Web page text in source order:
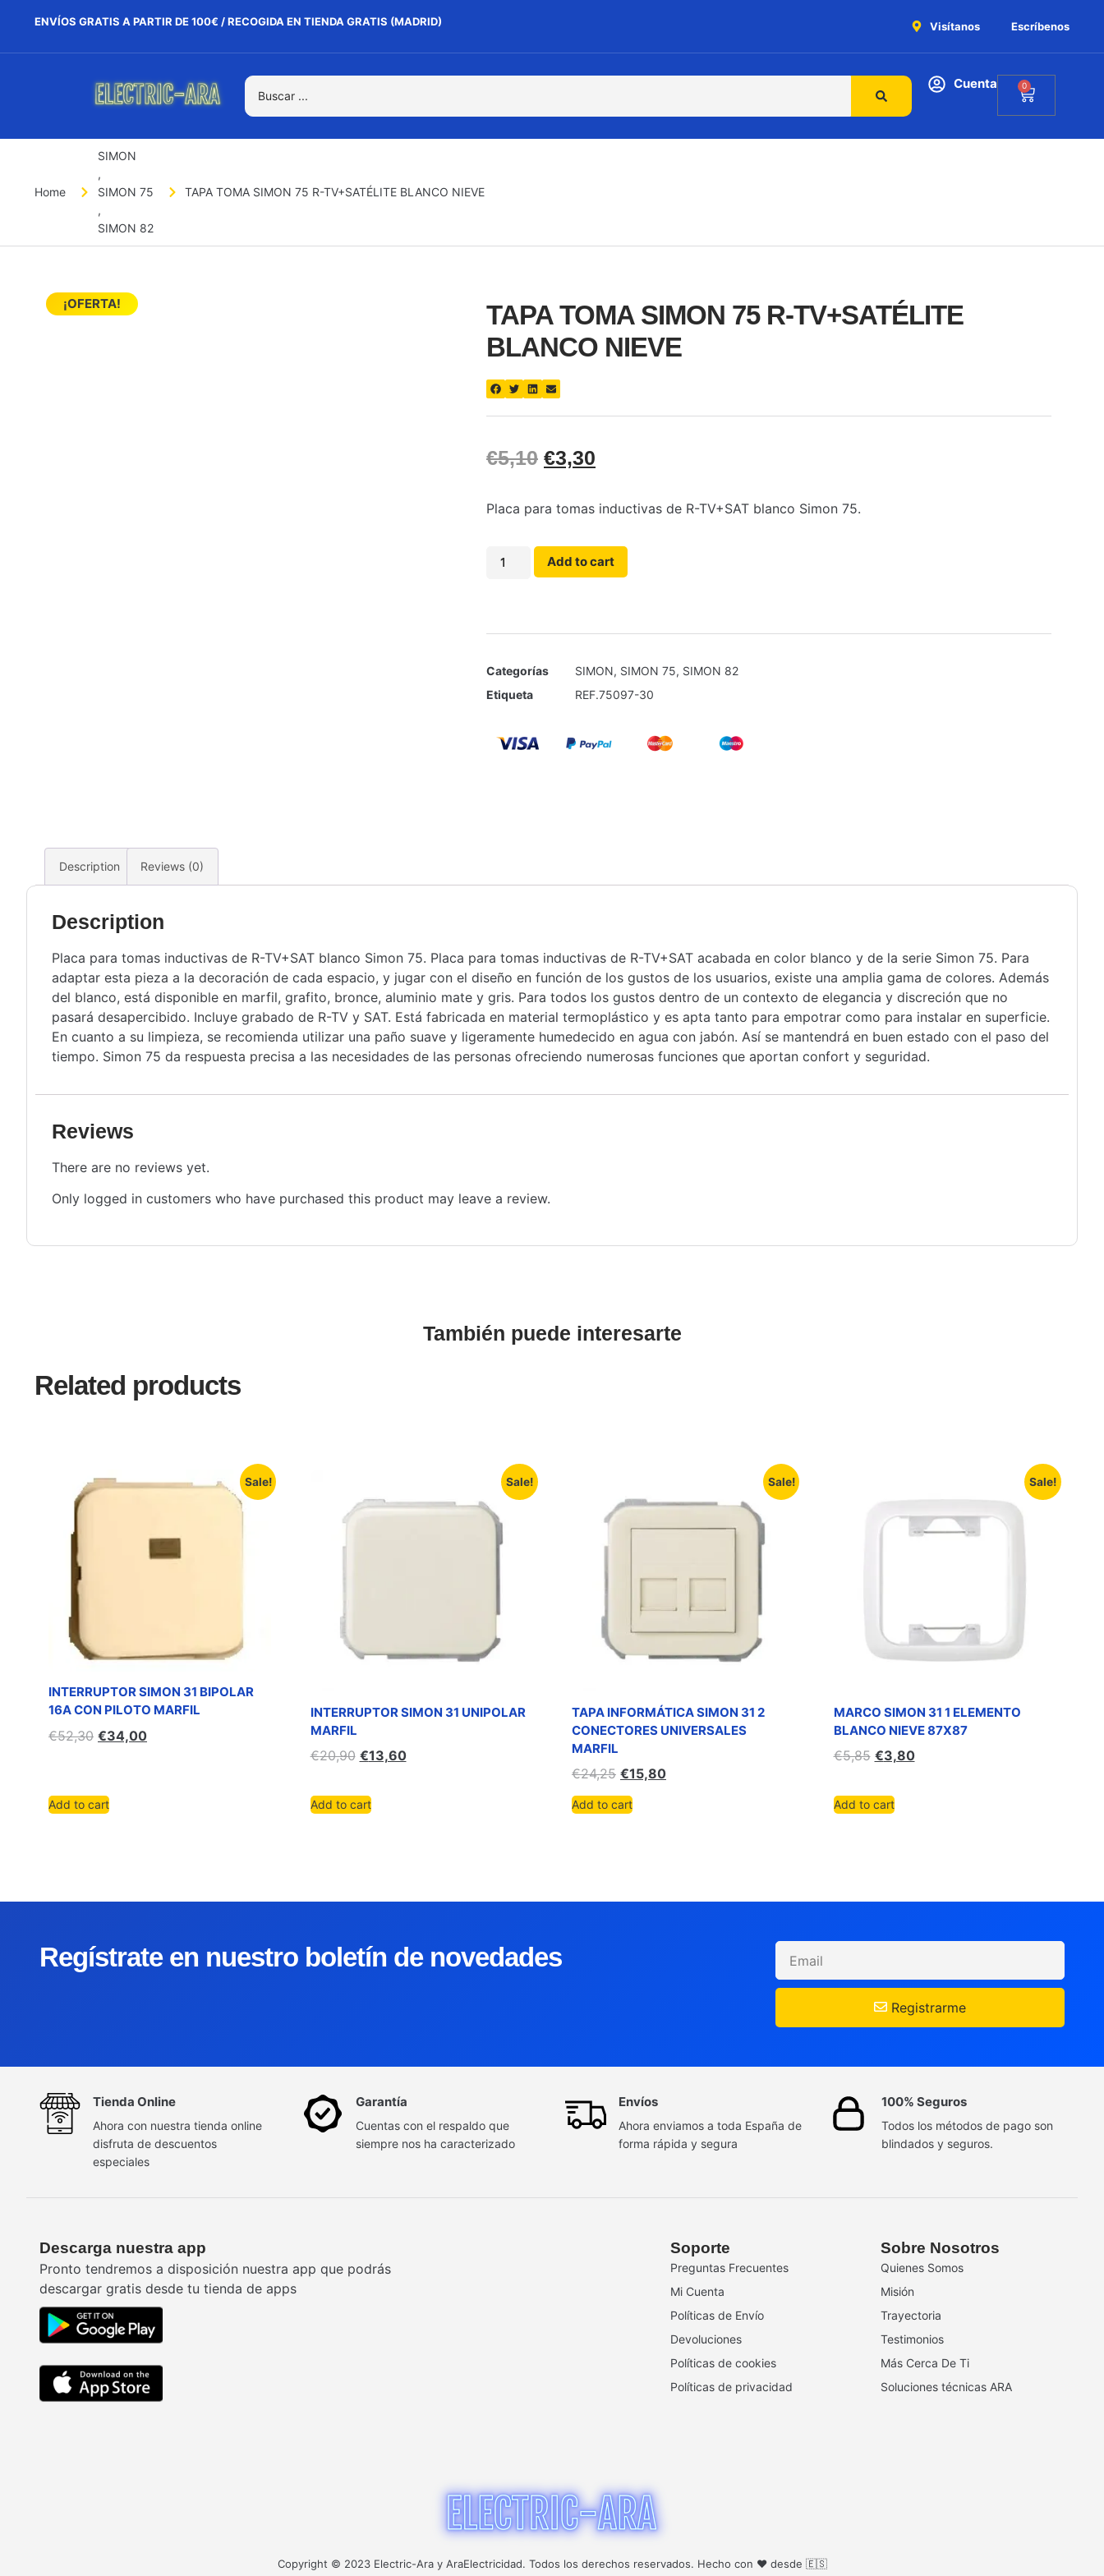
ENVÍOS GRATIS A PARTIR DE 100€ / RECOGIDA EN TIENDA GRATIS (MADRID) Visítanos Escríbenos
Cuenta 0
Home
SIMON
,
SIMON 75
,
SIMON 82
TAPA TOMA SIMON 75 R-TV+SATÉLITE BLANCO NIEVE
¡OFERTA!
TAPA TOMA SIMON 75 R-TV+SATÉLITE
BLANCO NIEVE
€5,10 €3,30
Placa para tomas inductivas de R-TV+SAT blanco Simon 75.
Add to cart
Categorías SIMON, SIMON 75, SIMON 82
Etiqueta
REF.75097-30
Description Reviews (0)
Description
Placa para tomas inductivas de R-TV+SAT blanco Simon 75. Placa para tomas inductivas de R-TV+SAT acabada en color blanco y de la serie Simon 75. Para
adaptar esta pieza a la decoración de cada espacio, y jugar con el diseño en función de los gustos de los usuarios, existe una amplia gama de colores. Además
del blanco, está disponible en marfil, grafito, bronce, aluminio mate y gris. Para todos los gustos dentro de un contexto de elegancia y discreción que no
pasará desapercibido. Incluye grabado de R-TV y SAT. Está fabricada en material termoplástico y es apta tanto para empotrar como para instalar en superficie.
En cuanto a su limpieza, se recomienda utilizar una paño suave y ligeramente humedecido en agua con jabón. Así se mantendrá en buen estado con el paso del
tiempo. Simon 75 da respuesta precisa a las necesidades de las personas ofreciendo numerosas funciones que aportan confort y seguridad.
Reviews
There are no reviews yet.
Only logged in customers who have purchased this product may leave a review.
También puede interesarte
Related products
Sale!
INTERRUPTOR SIMON 31 BIPOLAR
16A CON PILOTO MARFIL
€52,30 €34,00
Add to cart
Sale!
INTERRUPTOR SIMON 31 UNIPOLAR
MARFIL
€20,90 €13,60
Add to cart
Sale!
TAPA INFORMÁTICA SIMON 31 2
CONECTORES UNIVERSALES
MARFIL
€24,25 €15,80
Add to cart
Sale!
MARCO SIMON 31 1 ELEMENTO
BLANCO NIEVE 87X87
€5,85 €3,80
Add to cart
Regístrate en nuestro boletín de novedades
Registrarme
Tienda Online
Ahora con nuestra tienda online
disfruta de descuentos
especiales
Garantía
Cuentas con el respaldo que
siempre nos ha caracterizado
Envíos
Ahora enviamos a toda España de
forma rápida y segura
100% Seguros
Todos los métodos de pago son
blindados y seguros.
Descarga nuestra app
Pronto tendremos a disposición nuestra app que podrás
descargar gratis desde tu tienda de apps
Soporte
Preguntas Frecuentes
Mi Cuenta
Políticas de Envío
Devoluciones
Políticas de cookies
Políticas de privacidad
Sobre Nosotros
Quienes Somos
Misión
Trayectoria
Testimonios
Más Cerca De Ti
Soluciones técnicas ARA
Copyright © 2023 Electric-Ara y AraElectricidad. Todos los derechos reservados. Hecho con ❤️ desde 🇪🇸